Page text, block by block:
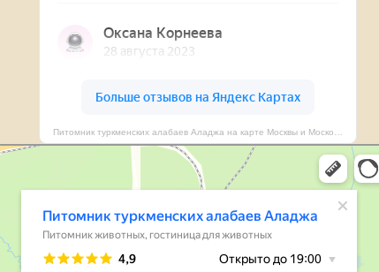
Питомник туркменских алабаев Аладжа на карте Москвы и Московской области — Яндекс Карты
алабаев Аладжа
в Москве и Московской области
животных в Москве и Московской области